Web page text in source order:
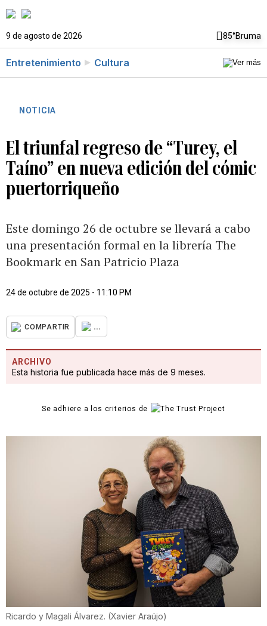
9 de agosto de 2026 85°Bruma
Entretenimiento Cultura
NOTICIA
El triunfal regreso de “Turey, el
Taíno” en nueva edición del cómic
puertorriqueño
Este domingo 26 de octubre se llevará a cabo
una presentación formal en la librería The
Bookmark en San Patricio Plaza
24 de octubre de 2025 - 11:10 PM
COMPARTIR ...
ARCHIVO
Esta historia fue publicada hace más de 9 meses.
Se adhiere a los criterios de
Ricardo y Magali Álvarez. (Xavier Araújo)